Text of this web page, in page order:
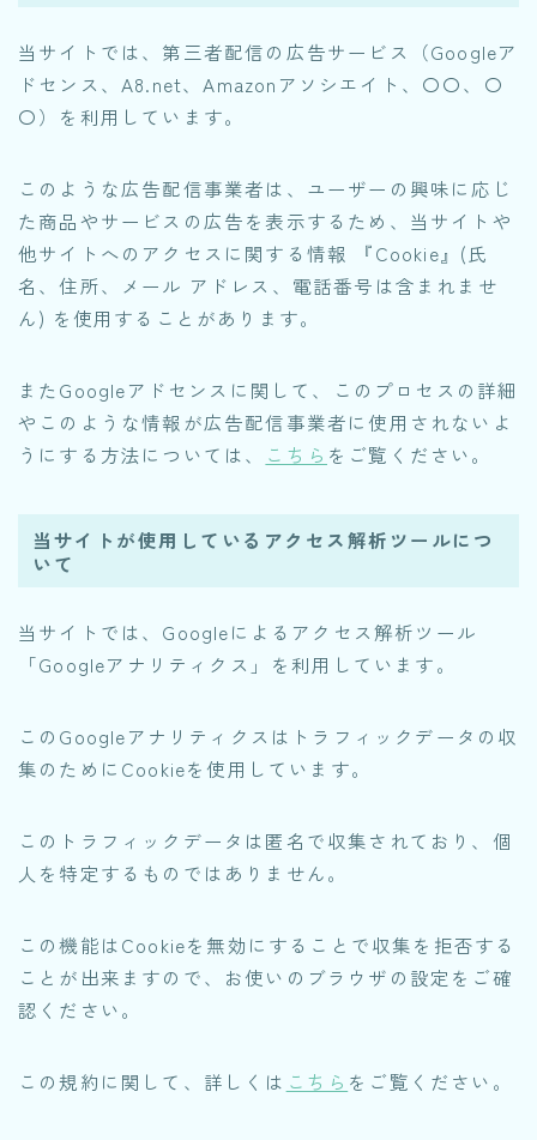
当サイトでは、第三者配信の広告サービス（Googleア
ドセンス、A8.net、Amazonアソシエイト、〇〇、〇
〇）を利用しています。
このような広告配信事業者は、ユーザーの興味に応じ
た商品やサービスの広告を表示するため、当サイトや
他サイトへのアクセスに関する情報 『Cookie』(氏
名、住所、メール アドレス、電話番号は含まれませ
ん) を使用することがあります。
またGoogleアドセンスに関して、このプロセスの詳細
やこのような情報が広告配信事業者に使用されないよ
うにする方法については、
こちら をご覧ください。
当サイトが使用しているアクセス解析ツールにつ
いて
当サイトでは、Googleによるアクセス解析ツール
「Googleアナリティクス」を利用しています。
このGoogleアナリティクスはトラフィックデータの収
集のためにCookieを使用しています。
このトラフィックデータは匿名で収集されており、個
人を特定するものではありません。
この機能はCookieを無効にすることで収集を拒否する
ことが出来ますので、お使いのブラウザの設定をご確
認ください。
この規約に関して、詳しくは こちら をご覧ください。